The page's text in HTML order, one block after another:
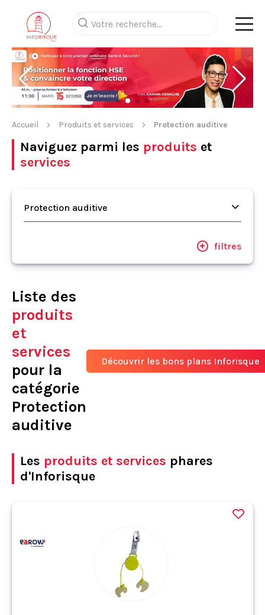
Accueil Produits et services Protection auditive
Naviguez parmi les produits et
services
Protection auditive
filtres
Liste des
produits
et
services
pour la
catégorie
Protection
auditive
Découvrir les bons plans Inforisque
Les produits et services phares
d'Inforisque